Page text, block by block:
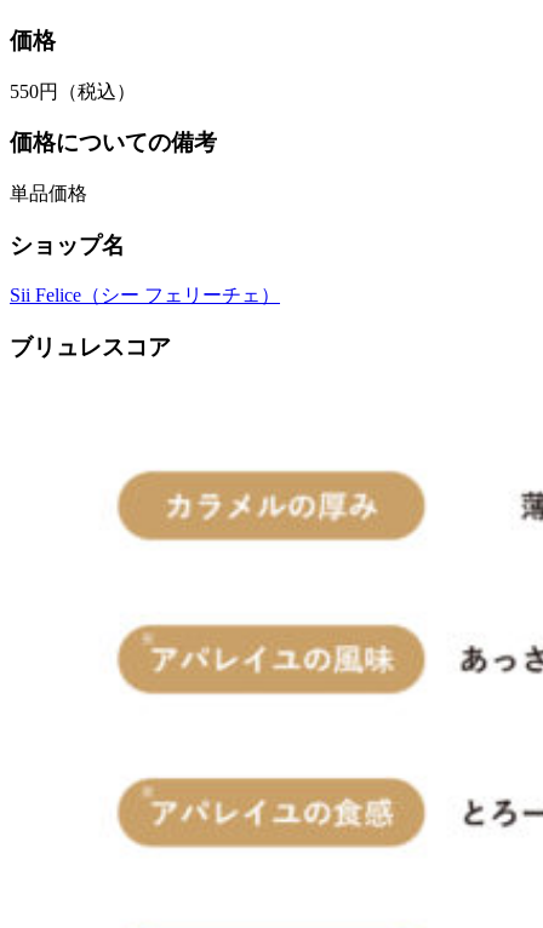
価格
550円（税込）
価格についての備考
単品価格
ショップ名
Sii Felice（シー フェリーチェ）
ブリュレスコア